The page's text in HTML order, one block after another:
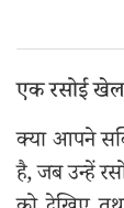
एक रसोई खेल
क्या आपने
है, जब उन्हें